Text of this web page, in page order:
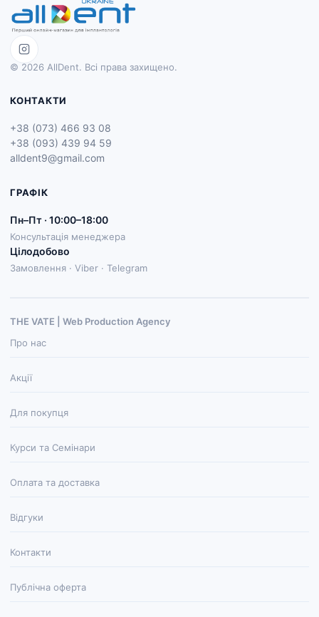
© 2026 AllDent. Всі права захищено.
КОНТАКТИ
+38 (073) 466 93 08
+38 (093) 439 94 59
alldent9@gmail.com
ГРАФІК
Пн–Пт · 10:00–18:00
Консультація менеджера
Цілодобово
Замовлення · Viber · Telegram
THE VATE | Web Production Agenсy
Про нас
Акції
Для покупця
Курси та Семінари
Оплата та доставка
Відгуки
Контакти
Публічна оферта